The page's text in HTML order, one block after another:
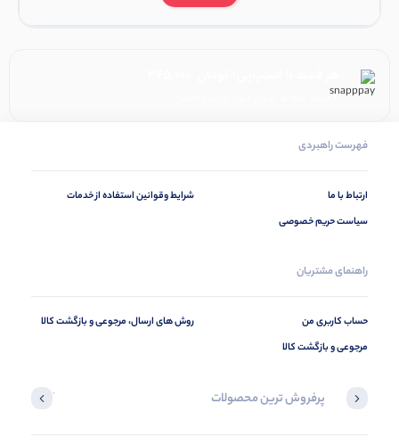
۴ قسط ماهانه. بدون سود، چک و ضامن.
فهرست راهبردی
ارتباط با ما
سیاست حریم خصوصی
شرایط وقوانین استفاده از خدمات
راهنمای مشتریان
حساب کاربری من
مرجوعی و بازگشت کالا
روش های ارسال، مرجوعی و بازگشت کالا
پرفروش ترین محصولات آخرین